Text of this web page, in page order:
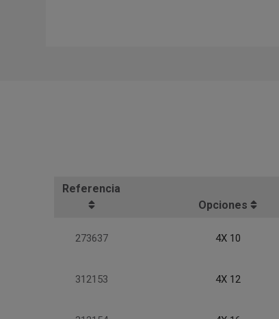
Referencia
Opciones
273637 4X 10
312153 4X 12